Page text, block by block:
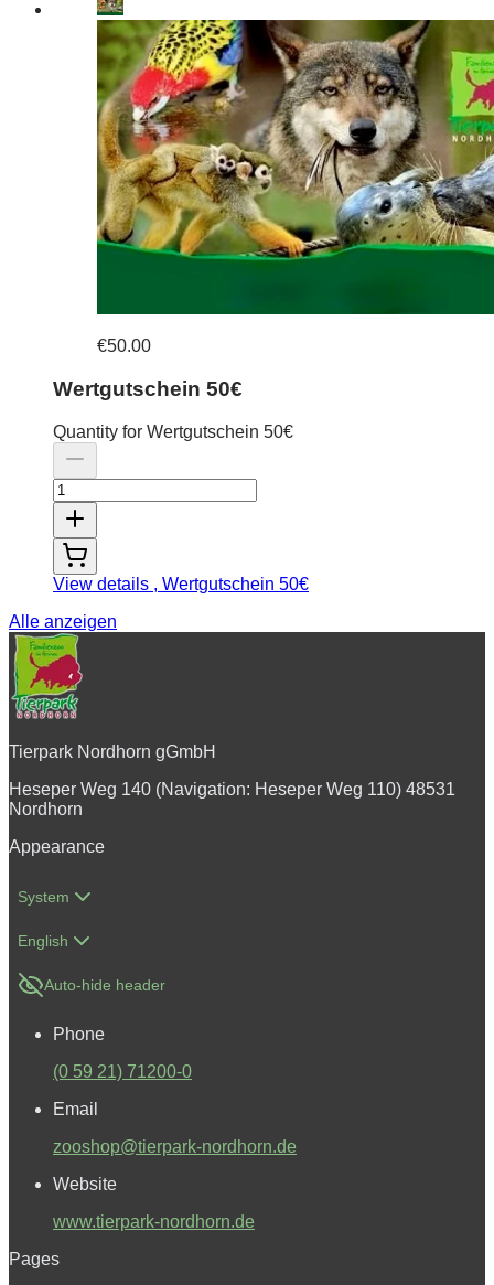
€50.00
Wertgutschein 50€
Quantity for Wertgutschein 50€
View details , Wertgutschein 50€
Alle anzeigen
Tierpark Nordhorn gGmbH
Heseper Weg 140 (Navigation: Heseper Weg 110) 48531
Nordhorn
Appearance
System
English
Auto-hide header
Phone
(0 59 21) 71200-0
Email
zooshop@tierpark-nordhorn.de
Website
www.tierpark-nordhorn.de
Pages